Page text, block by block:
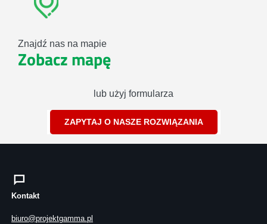
Znajdź nas na mapie
Zobacz mapę
lub użyj formularza
ZAPYTAJ O NASZE ROZWIĄZANIA
Kontakt
biuro@projektgamma.pl